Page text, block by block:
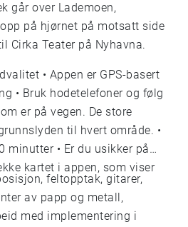
går over Lademoen,
på hjørnet på motsatt side
Cirka Teater på Nyhavna.
følg
er på vegen. De store
du usikker på
kartet i appen, som viser
feltopptak, gitarer,
av papp og metall,
med implementering i